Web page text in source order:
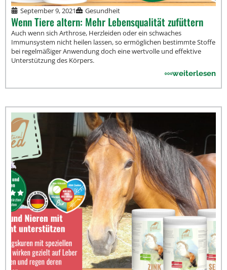
September 9, 2021 Gesundheit
Wenn Tiere altern: Mehr Lebensqualität zufüttern
Auch wenn sich Arthrose, Herzleiden oder ein schwaches
Immunsystem nicht heilen lassen, so ermöglichen bestimmte Stoffe
bei regelmäßiger Anwendung doch eine wertvolle und effektive
Unterstützung des Körpers.
weiterlesen